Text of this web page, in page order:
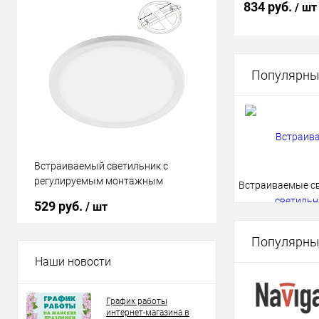
Встраиваемый светильник с
регулируемым монтажным
6400K белый
529 руб. / шт
регулируемым
654 руб./ шт
Наши новости
График работы
интернет-магазина в
чёрн IP40
834 руб. / шт
Встраиваемые